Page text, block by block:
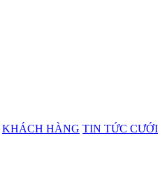
KHÁCH HÀNG TIN TỨC CƯỚI